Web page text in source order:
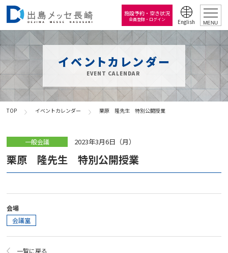
施設予約・空き状況
会員登録・ログイン English MENU
イベントカレンダー
EVENT CALENDAR
TOP イベントカレンダー 栗原 隆先生 特別公開授業
一般会議 2023年3月6日（月）
栗原 隆先生 特別公開授業
会場
会議室
一覧に戻る